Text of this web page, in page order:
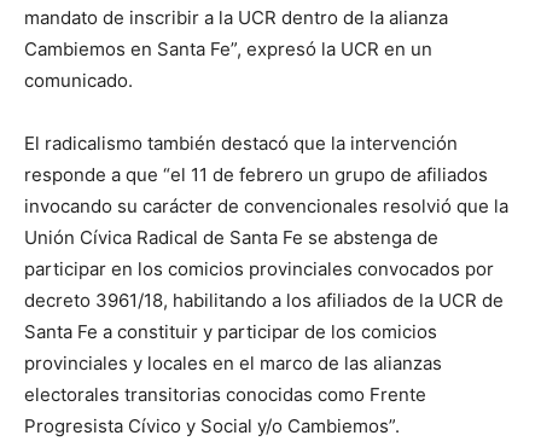
mandato de inscribir a la UCR dentro de la alianza
Cambiemos en Santa Fe”, expresó la UCR en un
comunicado.
El radicalismo también destacó que la intervención
responde a que “el 11 de febrero un grupo de afiliados
invocando su carácter de convencionales resolvió que la
Unión Cívica Radical de Santa Fe se abstenga de
participar en los comicios provinciales convocados por
decreto 3961/18, habilitando a los afiliados de la UCR de
Santa Fe a constituir y participar de los comicios
provinciales y locales en el marco de las alianzas
electorales transitorias conocidas como Frente
Progresista Cívico y Social y/o Cambiemos”.